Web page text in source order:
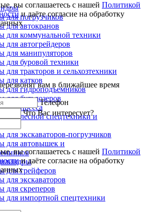
для погрузчиков
для автокранов
для коммунальной техники
для автогрейдеров
для манипуляторов
для буровой техники
тракторов и сельхозтехники
для катков
для гидроподъемников
бульдозеров
для пресса
для лесной спецтехники и
экскаваторов-погрузчиков
для автовышек и
для грейферов
для экскаваторов
для скреперов
для импортной спецтехники
вы соглашаетесь с нашейПолитикой
и даёте согласие на обработку
вам в ближайшее время
Телефон
Что Вас интересует?
вы соглашаетесь с нашейПолитикой
и даёте согласие на обработку